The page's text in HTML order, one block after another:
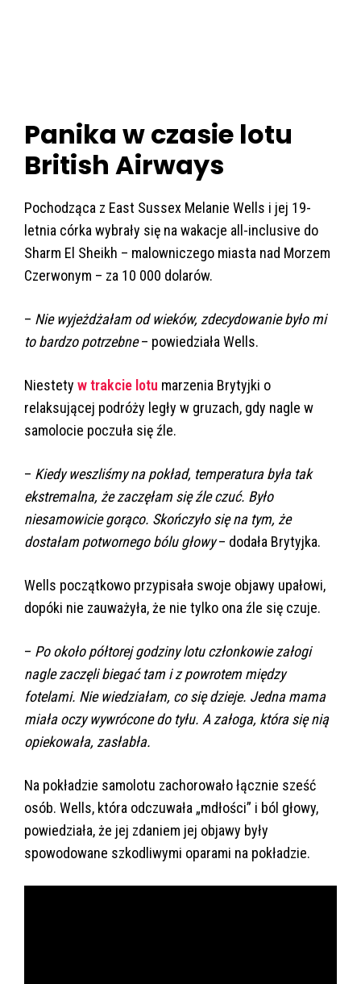
Panika w czasie lotu
British Airways
Pochodząca z East Sussex Melanie Wells i jej 19-
letnia córka wybrały się na wakacje all-inclusive do
Sharm El Sheikh – malowniczego miasta nad Morzem
Czerwonym – za 10 000 dolarów.
– Nie wyjeżdżałam od wieków, zdecydowanie było mi
to bardzo potrzebne– powiedziała Wells.
Niestety w trakcie lotu marzenia Brytyjki o
relaksującej podróży legły w gruzach, gdy nagle w
samolocie poczuła się źle.
– Kiedy weszliśmy na pokład, temperatura była tak
ekstremalna, że zaczęłam się źle czuć. Było
niesamowicie gorąco. Skończyło się na tym, że
dostałam potwornego bólu głowy– dodała Brytyjka.
Wells początkowo przypisała swoje objawy upałowi,
dopóki nie zauważyła, że nie tylko ona źle się czuje.
– Po około półtorej godziny lotu członkowie załogi
nagle zaczęli biegać tam i z powrotem między
fotelami. Nie wiedziałam, co się dzieje. Jedna mama
miała oczy wywrócone do tyłu. A załoga, która się nią
opiekowała, zasłabła.
Na pokładzie samolotu zachorowało łącznie sześć
osób. Wells, która odczuwała „mdłości” i ból głowy,
powiedziała, że jej zdaniem jej objawy były
spowodowane szkodliwymi oparami na pokładzie.